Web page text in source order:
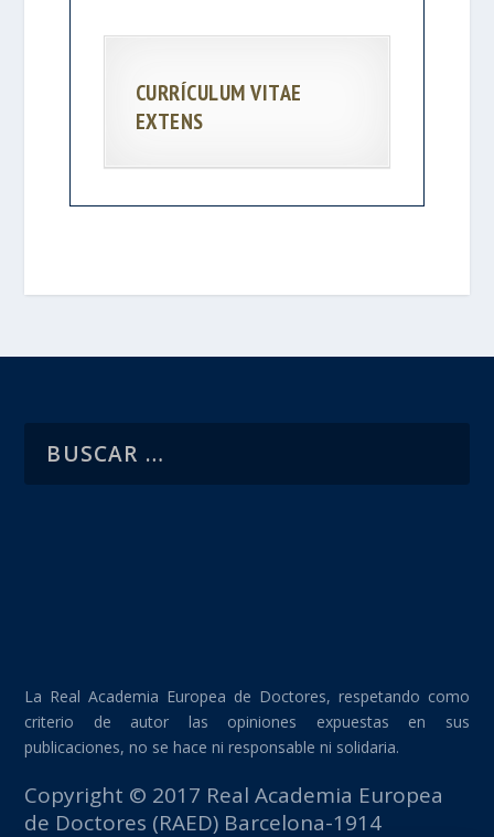
CURRÍCULUM VITAE
EXTENS
La Real Academia Europea de Doctores, respetando como
criterio de autor las opiniones expuestas en sus
publicaciones, no se hace ni responsable ni solidaria.
Copyright © 2017 Real Academia Europea
de Doctores (RAED) Barcelona-1914